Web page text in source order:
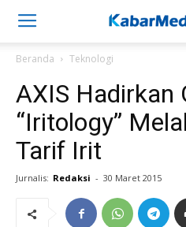
Beranda Teknologi
AXIS Hadirkan
“Iritology”
Tarif Irit
Jurnalis: Redaksi - 30 Maret 2015